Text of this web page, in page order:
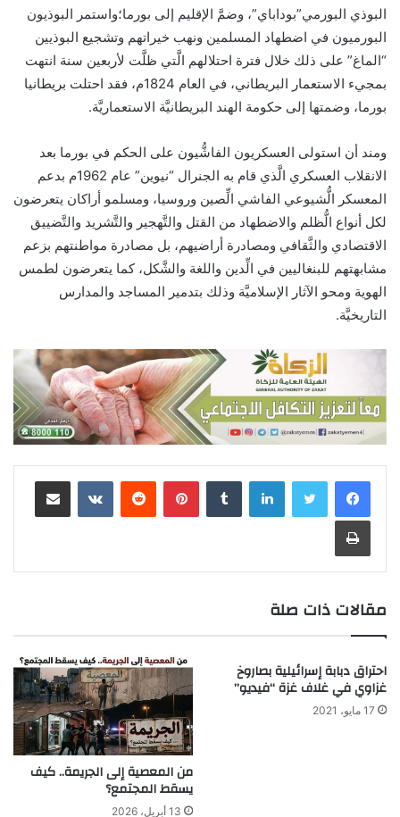
البوذي البورمي”بوداباي”، وضمَّ الإقليم إلى بورما؛واستمر البوذيون
البورميون في اضطهاد المسلمين ونهب خيراتهم وتشجيع البوذيين
“الماغ” على ذلك خلال فترة احتلالهم الَّتي ظلَّت لأربعين سنة انتهت
بمجيء الاستعمار البريطاني، في العام 1824م، فقد احتلت بريطانيا
بورما، وضمتها إلى حكومة الهند البريطانيَّة الاستعماريَّة.
ومند أن استولى العسكريون الفاشُّيون على الحكم في بورما بعد
الانقلاب العسكري الَّذي قام به الجنرال “نيوين” عام 1962م بدعم
المعسكر الُّشيوعي الفاشي الِّصين وروسيا، ومسلمو أراكان يتعرضون
لكل أنواع الُّظلم والاضطهاد من القتل والتَّهجير والتَّشريد والتَّضييق
الاقتصادي والثَّقافي ومصادرة أراضيهم، بل مصادرة مواطنتهم بزعم
مشابهتهم للبنغاليين في الِّدين واللغة والشَّكل، كما يتعرضون لطمس
الهوية ومحو الآثار الإسلاميَّة وذلك بتدمير المساجد والمدارس
التاريخيَّة.
لينكدإن بينتيريست
مقالات ذات صلة
احتراق دبابة إسرائيلية بصاروخ
غزاوي في غلاف غزة “فيديو”
17 مايو، 2021
من المعصية إلى الجريمة.. كيف
يسقط المجتمع؟
13 أبريل، 2026